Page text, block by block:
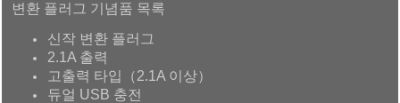
변환 플러그 기념품 목록
신작 변환 플러그
2.1A 출력
고출력 타입（2.1A 이상）
듀얼 USB 충전